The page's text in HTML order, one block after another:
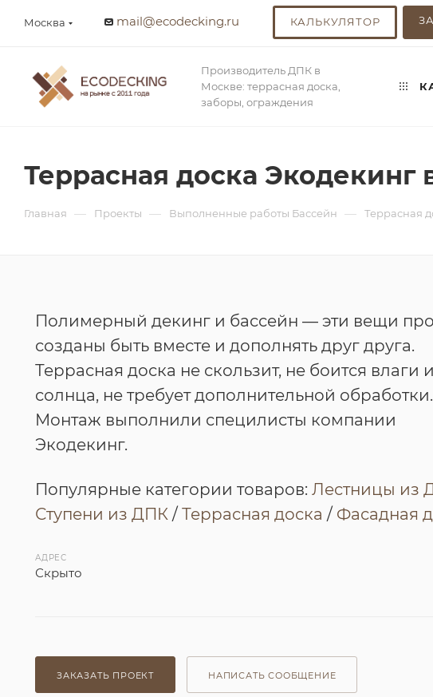
Москва mail@ecodecking.ru КАЛЬКУЛЯТОР
Производитель ДПК в
Москве: террасная доска,
заборы, ограждения
Террасная доска Экодекинг
Главная — Проекты — Выполненные работы Бассейн — Террасная
Полимерный декинг и бассейн — эти вещи
созданы быть вместе и дополнять друг друга.
Террасная доска не скользит, не боится влаги и
солнца, не требует дополнительной обработки.
Монтаж выполнили специлисты компании
Экодекинг.
Популярные категории товаров: Лестницы из
Ступени из ДПК / Террасная доска / Фасадная
АДРЕС
Скрыто
ЗАКАЗАТЬ ПРОЕКТ НАПИСАТЬ СООБЩЕНИЕ